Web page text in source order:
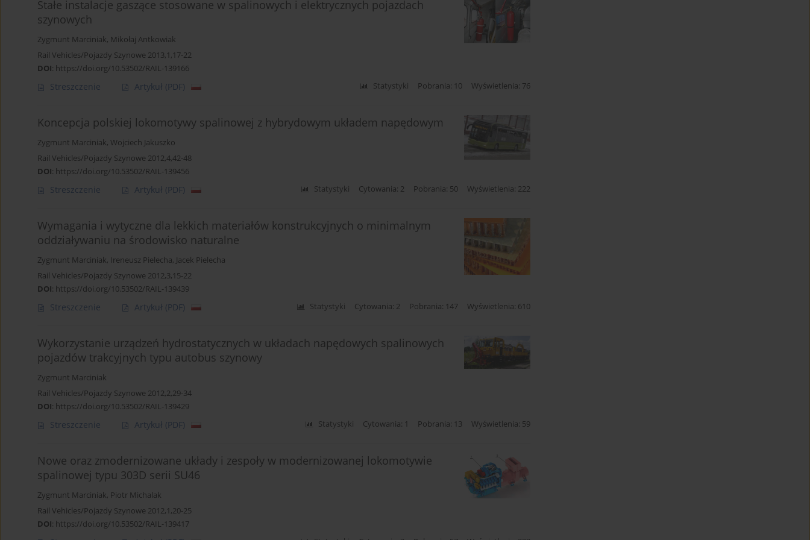
Stałe instalacje gaszące stosowane w spalinowych i elektrycznych pojazdach
szynowych
Zygmunt Marciniak, Mikołaj Antkowiak
Rail Vehicles/Pojazdy Szynowe 2013,1,17-22
DOI: https://doi.org/10.53502/RAIL-139166
Streszczenie Artykuł (PDF) Statystyki Pobrania: 10 Wyświetlenia: 76
Koncepcja polskiej lokomotywy spalinowej z hybrydowym układem napędowym
Zygmunt Marciniak, Wojciech Jakuszko
Rail Vehicles/Pojazdy Szynowe 2012,4,42-48
DOI: https://doi.org/10.53502/RAIL-139456
Streszczenie Artykuł (PDF) Statystyki Cytowania: 2 Pobrania: 50 Wyświetlenia: 222
Wymagania i wytyczne dla lekkich materiałów konstrukcyjnych o minimalnym
oddziaływaniu na środowisko naturalne
Zygmunt Marciniak, Ireneusz Pielecha, Jacek Pielecha
Rail Vehicles/Pojazdy Szynowe 2012,3,15-22
DOI: https://doi.org/10.53502/RAIL-139439
Streszczenie Artykuł (PDF) Statystyki Cytowania: 2 Pobrania: 147 Wyświetlenia: 610
Wykorzystanie urządzeń hydrostatycznych w układach napędowych spalinowych
pojazdów trakcyjnych typu autobus szynowy
Zygmunt Marciniak
Rail Vehicles/Pojazdy Szynowe 2012,2,29-34
DOI: https://doi.org/10.53502/RAIL-139429
Streszczenie Artykuł (PDF) Statystyki Cytowania: 1 Pobrania: 13 Wyświetlenia: 59
Nowe oraz zmodernizowane układy i zespoły w modernizowanej lokomotywie
spalinowej typu 303D serii SU46
Zygmunt Marciniak, Piotr Michalak
Rail Vehicles/Pojazdy Szynowe 2012,1,20-25
DOI: https://doi.org/10.53502/RAIL-139417